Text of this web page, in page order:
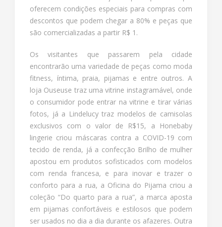
oferecem condições especiais para compras com
descontos que podem chegar a 80% e peças que
são comercializadas a partir R$ 1.
Os visitantes que passarem pela cidade
encontrarão uma variedade de peças como moda
fitness, íntima, praia, pijamas e entre outros. A
loja Ouseuse traz uma vitrine instagramável, onde
o consumidor pode entrar na vitrine e tirar várias
fotos, já a Lindelucy traz modelos de camisolas
exclusivos com o valor de R$15, a Honebaby
lingerie criou máscaras contra a COVID-19 com
tecido de renda, já a confecção Brilho de mulher
apostou em produtos sofisticados com modelos
com renda francesa, e para inovar e trazer o
conforto para a rua, a Oficina do Pijama criou a
coleção “Do quarto para a rua”, a marca aposta
em pijamas confortáveis e estilosos que podem
ser usados no dia a dia durante os afazeres. Outra